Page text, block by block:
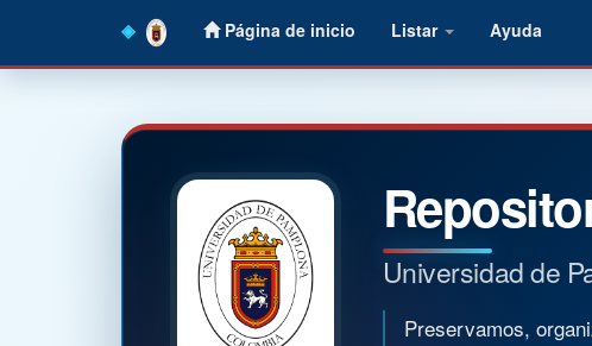
Página de inicio Listar Ayuda
Universidad de
Preservamos,